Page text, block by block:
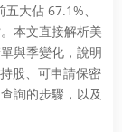
大佔 67.1%、
本文直接解析美
與季變化，說明
股、可申請保密
詢的步驟，以及